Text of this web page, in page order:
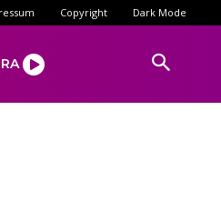
Copyright Dark Mode